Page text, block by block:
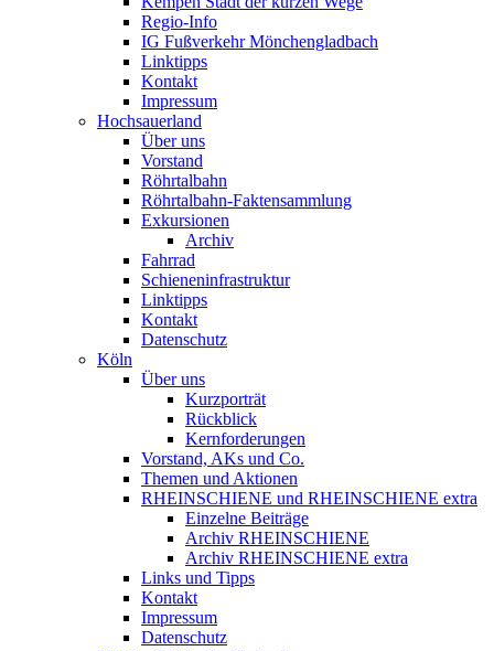
Regio-Info
IG Fußverkehr Mönchengladbach
Linktipps
Kontakt
Impressum
Hochsauerland
Über uns
Vorstand
Röhrtalbahn
Röhrtalbahn-Faktensammlung
Exkursionen
Archiv
Fahrrad
Schieneninfrastruktur
Linktipps
Kontakt
Datenschutz
Köln
Über uns
Kurzporträt
Rückblick
Kernforderungen
Vorstand, AKs und Co.
Themen und Aktionen
RHEINSCHIENE und RHEINSCHIENE extra
Einzelne Beiträge
Archiv RHEINSCHIENE
Archiv RHEINSCHIENE extra
Links und Tipps
Kontakt
Impressum
Datenschutz